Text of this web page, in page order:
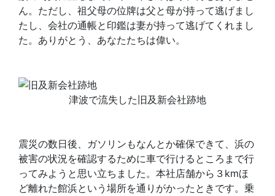
ん。ただし、祖父母の位牌は父と母が持って逃げまし
たし、会社の通帳と印鑑は妻が持って逃げてくれまし
た。ありがとう、あなたたちは偉い。
津波で流失した旧及新会社跡地
震災の数日後、ガソリンもなんとか確保できて、浜の
被害の状況を確認するために車で行けるところまで行
ってみようと思い立ちました。本社店舗から３kmほ
ど離れた館浜という場所を通りがかったときです。乗